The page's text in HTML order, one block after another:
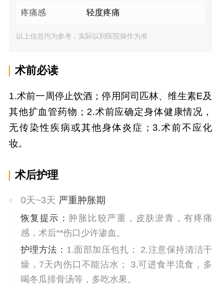
疼痛感 轻度疼痛
以上信息均为参考，实际以到医院操作为准
术前必读
1.术前一周停止饮酒；停用阿司匹林、维生素E及
其他扩血管药物；2.术前应确定身体健康情况，
无传染性疾病或其他身体炎症；3.术前不应化
妆。
术后护理
0天~3天 严重肿胀期
恢复提示： 肿胀比较严重，皮肤淤青，有疼痛
感，术后**伤口少许渗血。
护理方法： 1.面部加压包扎； 2.注意保持清洁干
燥，7天内伤口不能沾水； 3.可进食半流食，多
喝冬瓜排骨汤等，多吃水果。